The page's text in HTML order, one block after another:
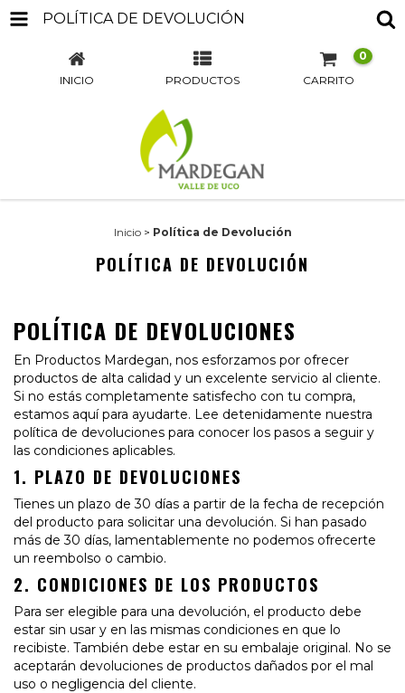
POLÍTICA DE DEVOLUCIÓN
INICIO PRODUCTOS CARRITO
0
Inicio > Política de Devolución
POLÍTICA DE DEVOLUCIÓN
POLÍTICA DE DEVOLUCIONES
En Productos Mardegan, nos esforzamos por ofrecer
productos de alta calidad y un excelente servicio al cliente.
Si no estás completamente satisfecho con tu compra,
estamos aquí para ayudarte. Lee detenidamente nuestra
política de devoluciones para conocer los pasos a seguir y
las condiciones aplicables.
1. PLAZO DE DEVOLUCIONES
Tienes un plazo de 30 días a partir de la fecha de recepción
del producto para solicitar una devolución. Si han pasado
más de 30 días, lamentablemente no podemos ofrecerte
un reembolso o cambio.
2. CONDICIONES DE LOS PRODUCTOS
Para ser elegible para una devolución, el producto debe
estar sin usar y en las mismas condiciones en que lo
recibiste. También debe estar en su embalaje original. No se
aceptarán devoluciones de productos dañados por el mal
uso o negligencia del cliente.